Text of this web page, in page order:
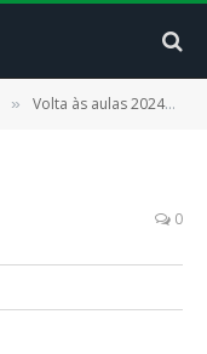
» Volta às aulas 2024: crianças retornam às escolas da rede municipal
0